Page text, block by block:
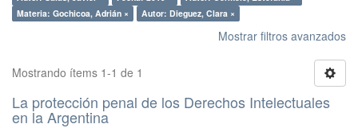
Materia: Gochicoa, Adrián ×
Autor: Dieguez, Clara ×
Mostrar filtros avanzados
Mostrando ítems 1-1 de 1
La protección penal de los Derechos Intelectuales
en la Argentina